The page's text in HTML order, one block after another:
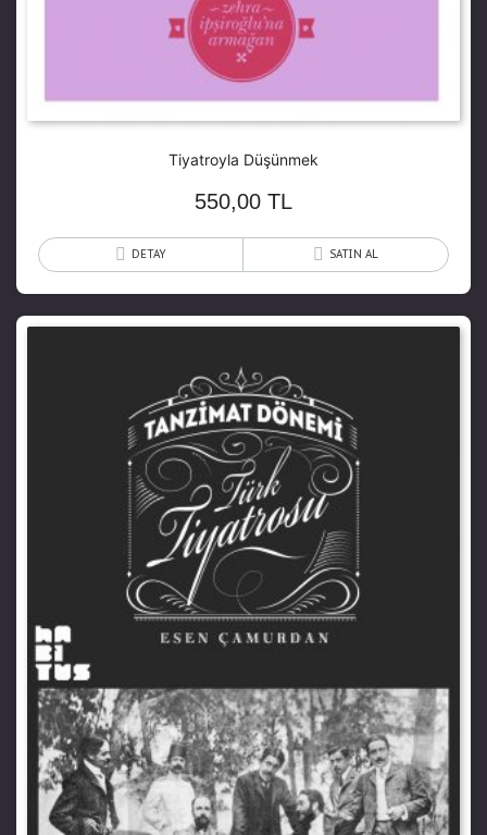
Tiyatroyla Düşünmek
550,00 TL
DETAY SATIN AL